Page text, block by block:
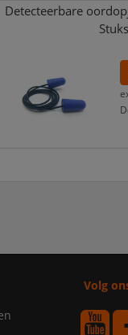
Detecteerbare
Stuks
Volg